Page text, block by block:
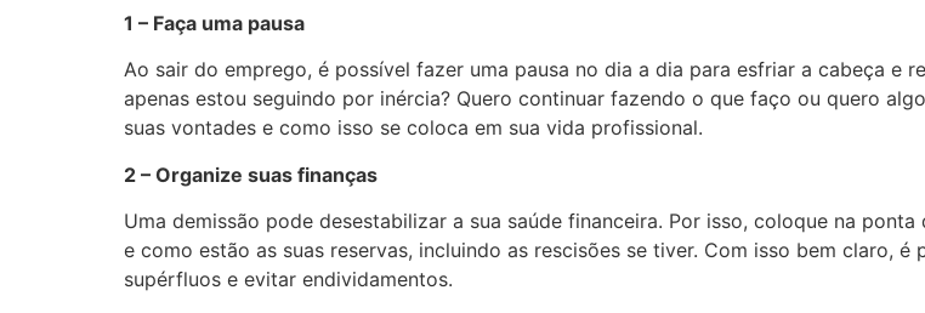
1 – Faça uma pausa
Ao sair do emprego, é possível fazer uma pausa no dia a dia para esfriar a cabeça e
apenas estou seguindo por inércia? Quero continuar fazendo o que faço ou quero
suas vontades e como isso se coloca em sua vida profissional.
2 – Organize suas finanças
Uma demissão pode desestabilizar a sua saúde financeira. Por isso, coloque na
e como estão as suas reservas, incluindo as rescisões se tiver. Com isso bem claro,
supérfluos e evitar endividamentos.